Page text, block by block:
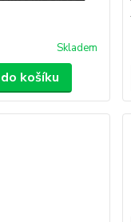
Skladem
košíku